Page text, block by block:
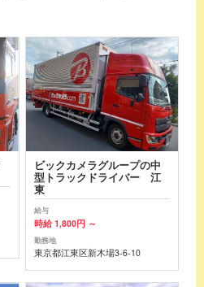
ビックカメラグループの中
型トラックドライバー 江
東
給与
時給 1,800円 ～
勤務地
東京都江東区新木場3-6-10